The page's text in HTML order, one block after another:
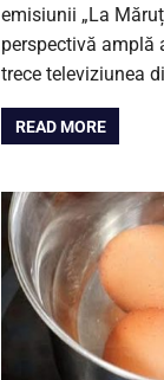
emisiunii „La
perspectivă amplă
trece televiziunea
READ MORE